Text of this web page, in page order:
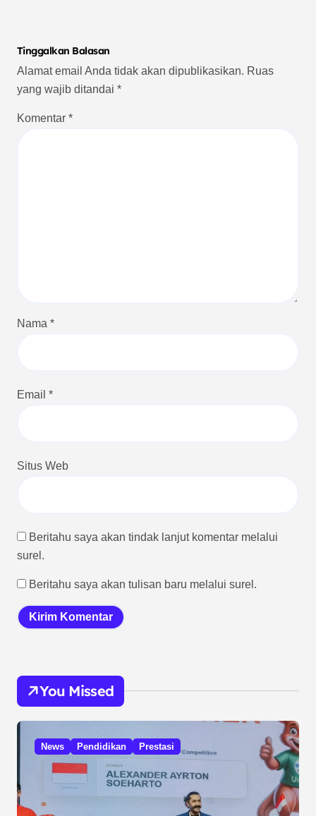
Tinggalkan Balasan
Alamat email Anda tidak akan dipublikasikan. Ruas
yang wajib ditandai *
Komentar *
Nama *
Email *
Situs Web
Beritahu saya akan tindak lanjut komentar melalui
surel.
Beritahu saya akan tulisan baru melalui surel.
You Missed
News Pendidikan Prestasi